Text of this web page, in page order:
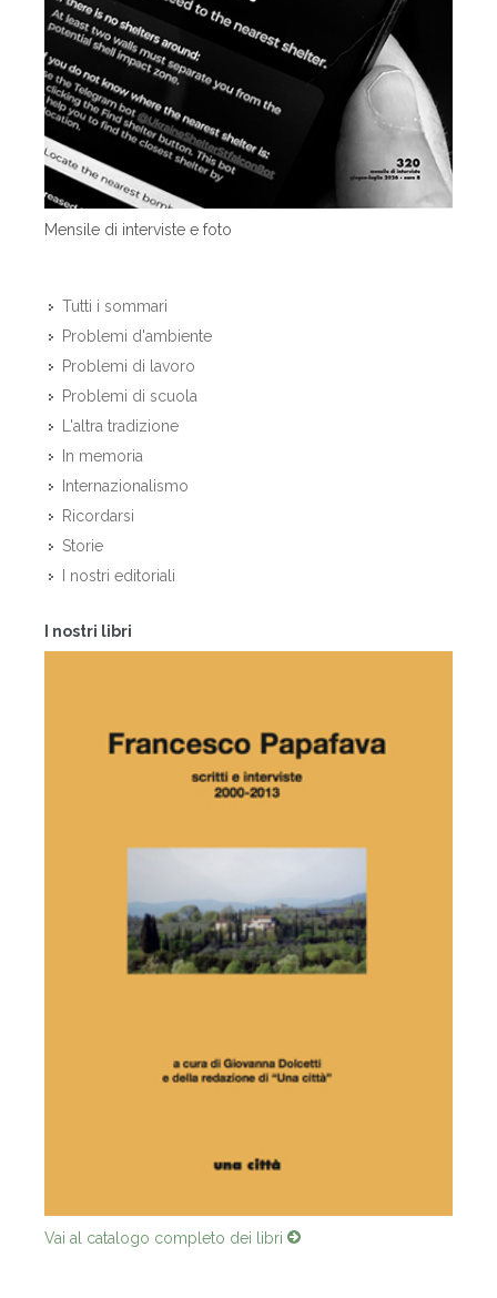
Mensile di interviste e foto
Tutti i sommari
Problemi d'ambiente
Problemi di lavoro
Problemi di scuola
L'altra tradizione
In memoria
Internazionalismo
Ricordarsi
Storie
I nostri editoriali
I nostri libri
Vai al catalogo completo dei libri